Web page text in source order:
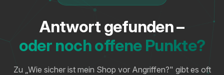
Antwort gefunden –
oder noch offene Punkte?
Zu „Wie sicher ist mein Shop vor Angriffen?" gibt es oft